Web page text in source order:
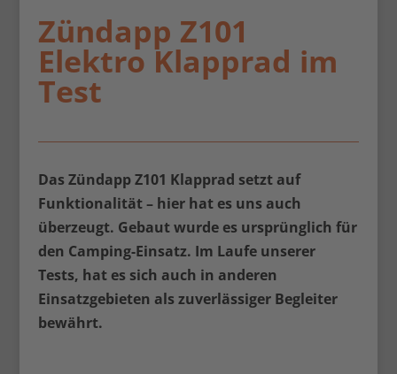
Zündapp Z101
Elektro Klapprad im
Test
Das Zündapp Z101 Klapprad setzt auf
Funktionalität – hier hat es uns auch
überzeugt. Gebaut wurde es ursprünglich für
den Camping-Einsatz. Im Laufe unserer
Tests, hat es sich auch in anderen
Einsatzgebieten als zuverlässiger Begleiter
bewährt.